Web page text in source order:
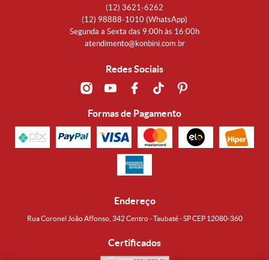
(12) 3621-6262
(12) 98888-1010 (WhatsApp)
Segunda a Sexta das 9:00h às 16:00h
atendimento@konbini.com.br
Redes Sociais
Formas de Pagamento
Endereço
Rua Coronel João Affonso, 342 Centro - Taubaté - SP CEP 12080-360
Certificados